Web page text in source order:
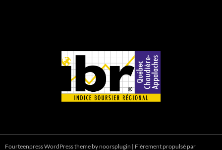
Fourteenpress WordPress theme by noorsplugin | Fièrement propulsé par